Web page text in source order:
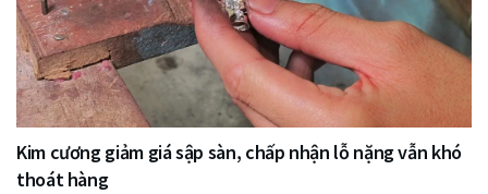
Kim cương giảm giá sập sàn, chấp nhận lỗ nặng vẫn khó
thoát hàng